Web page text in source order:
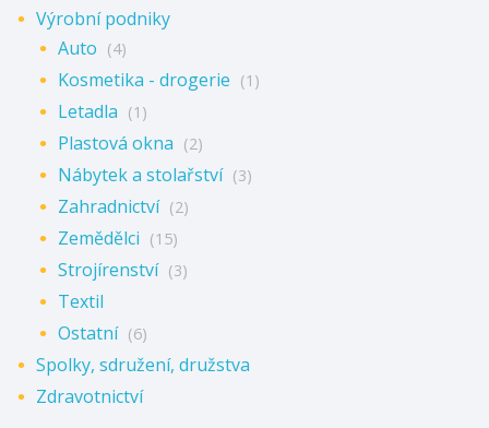
Výrobní podniky
Auto (4)
Kosmetika - drogerie (1)
Letadla (1)
Plastová okna (2)
Nábytek a stolařství (3)
Zahradnictví (2)
Zemědělci (15)
Strojírenství (3)
Textil
Ostatní (6)
Spolky, sdružení, družstva
Zdravotnictví